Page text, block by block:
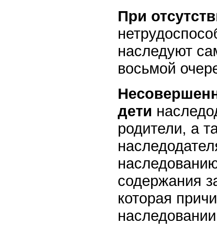
При
наследуют
восьмой
дети
родители, а
содержания
которая